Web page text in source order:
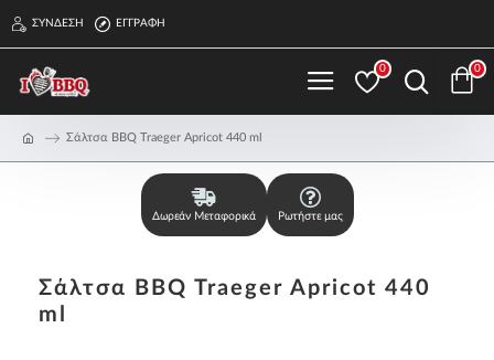
ΣΎΝΔΕΣΗ ΕΓΓΡΑΦΉ
0 0
Σάλτσα BBQ Traeger Apricot 440 ml
Δωρεάν Μεταφορικά Ρωτήστε μας
Σάλτσα BBQ Traeger Apricot 440
ml